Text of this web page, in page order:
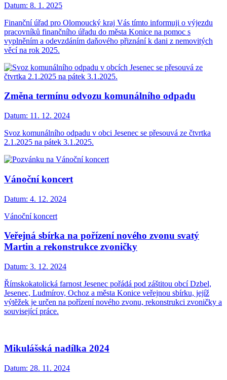
Datum: 8. 1. 2025
Finanční úřad pro Olomoucký kraj Vás tímto informuji o výjezdu
pracovníků finančního úřadu do města Konice na pomoc s
vyplněním a odevzdáním daňového přiznání k dani z nemovitých
věcí na rok 2025.
Změna termínu odvozu komunálního odpadu
Datum: 11. 12. 2024
Svoz komunálního odpadu v obci Jesenec se přesouvá ze čtvrtka
2.1.2025 na pátek 3.1.2025.
Vánoční koncert
Datum: 4. 12. 2024
Vánoční koncert
Veřejná sbírka na pořízení nového zvonu svatý
Martin a rekonstrukce zvoničky
Datum: 3. 12. 2024
Římskokatolická farnost Jesenec pořádá pod záštitou obcí Dzbel,
Jesenec, Ludmírov, Ochoz a města Konice veřejnou sbírku, jejíž
výtěžek je určen na pořízení nového zvonu, rekonstrukci zvoničky a
související práce.
Mikulášská nadílka 2024
Datum: 28. 11. 2024